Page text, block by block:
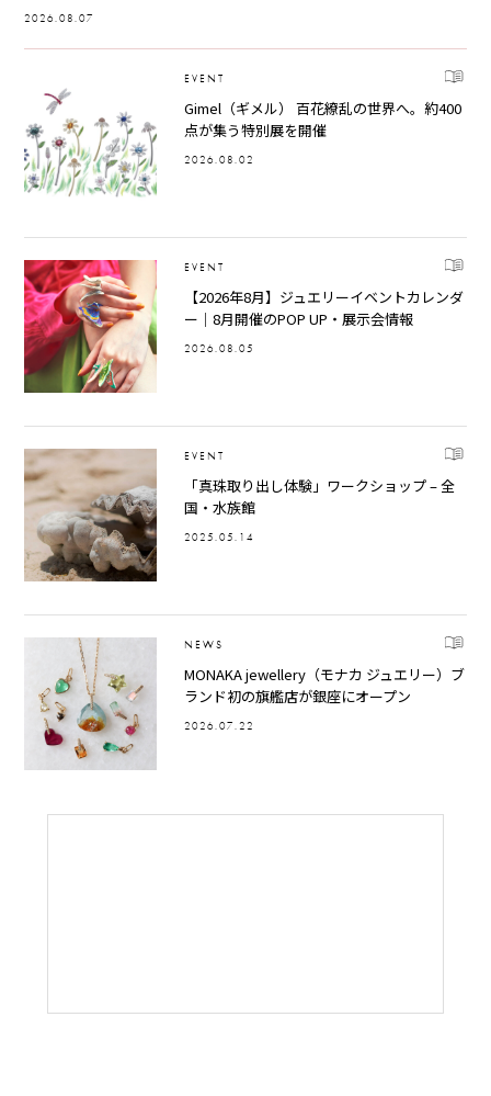
2026.08.07
EVENT
Gimel（ギメル） 百花繚乱の世界へ。約400
点が集う特別展を開催
2026.08.02
EVENT
【2026年8月】ジュエリーイベントカレンダ
ー｜8月開催のPOP UP・展示会情報
2026.08.05
EVENT
「真珠取り出し体験」ワークショップ – 全
国・水族館
2025.05.14
NEWS
MONAKA jewellery（モナカ ジュエリー）ブ
ランド初の旗艦店が銀座にオープン
2026.07.22